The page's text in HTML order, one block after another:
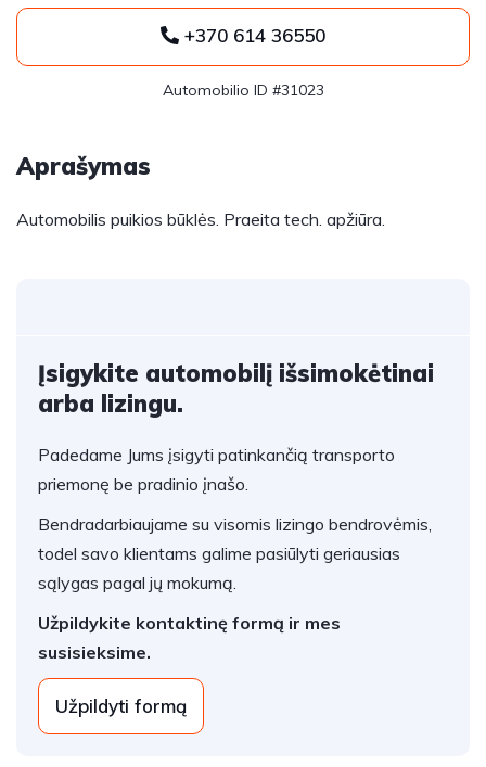
+370 614 36550
Automobilio ID #31023
Aprašymas
Automobilis puikios būklės. Praeita tech. apžiūra.
Įsigykite automobilį išsimokėtinai
arba lizingu.
Padedame Jums įsigyti patinkančią transporto
priemonę be pradinio įnašo.
Bendradarbiaujame su visomis lizingo bendrovėmis,
todel savo klientams galime pasiūlyti geriausias
sąlygas pagal jų mokumą.
Užpildykite kontaktinę formą ir mes
susisieksime.
Užpildyti formą